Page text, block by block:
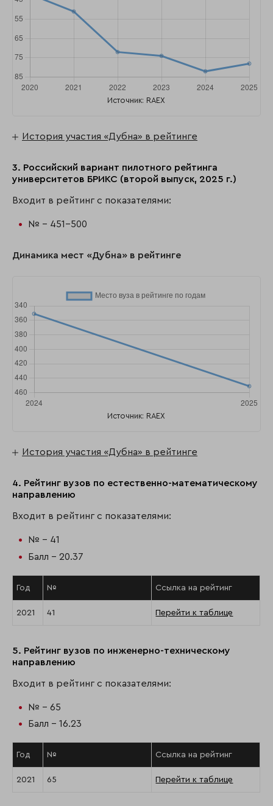
Источник: RAEX
История участия «Дубна» в рейтинге
3. Российский вариант пилотного рейтинга
университетов БРИКС (второй выпуск, 2025 г.)
Входит в рейтинг с показателями:
№ - 451-500
Динамика мест «Дубна» в рейтинге
Источник: RAEX
История участия «Дубна» в рейтинге
4. Рейтинг вузов по естественно-математическому
направлению
Входит в рейтинг с показателями:
№ - 41
Балл - 20.37
Год № Ссылка на рейтинг
2021 41 Перейти к таблице
5. Рейтинг вузов по инженерно-техническому
направлению
Входит в рейтинг с показателями:
№ - 65
Балл - 16.23
Год № Ссылка на рейтинг
2021 65 Перейти к таблице